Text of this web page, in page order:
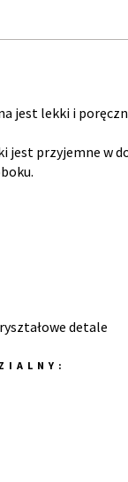
jest lekki i
jest przyjemne w
detale